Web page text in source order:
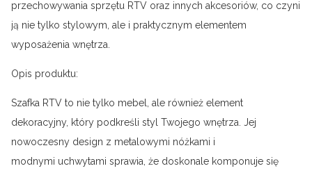
przechowywania sprzętu RTV oraz innych akcesoriów, co czyni
ją nie tylko stylowym, ale i praktycznym elementem
wyposażenia wnętrza.
Opis produktu:
Szafka RTV to nie tylko mebel, ale również element
dekoracyjny, który podkreśli styl Twojego wnętrza. Jej
nowoczesny design z metalowymi nóżkami i
modnymi uchwytami sprawia, że doskonale komponuje się